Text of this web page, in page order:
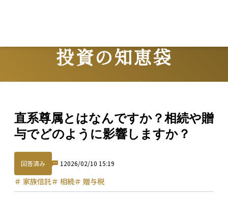
投資の知恵袋
直系尊属とはなんですか？相続や贈
与でどのように影響しますか？
回答済み 1 2026/02/10 15:19
＃ 家族信託＃ 相続＃ 贈与税